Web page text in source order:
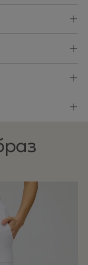
+
+
+
+